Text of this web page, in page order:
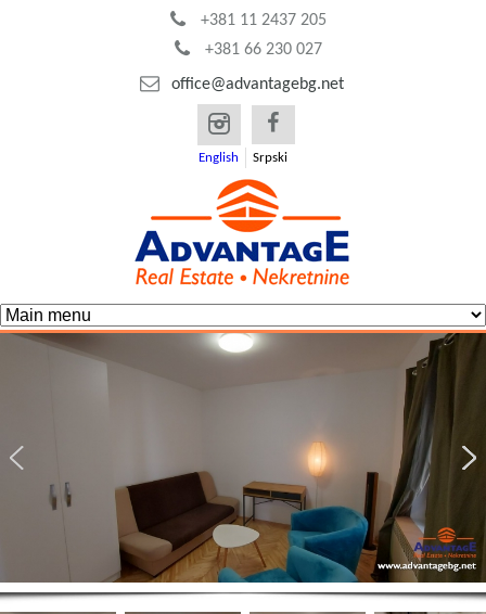
main
+381 11 2437 205
+381 66 230 027
office@advantagebg.net
English Srpski
A
t
M
u